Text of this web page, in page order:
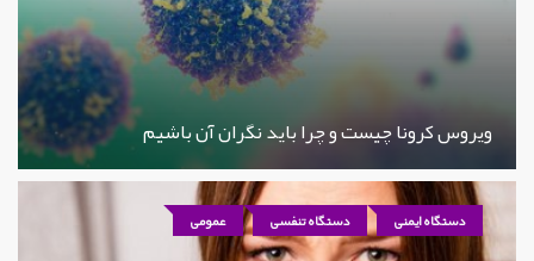
ویروس کرونا چیست و چرا باید نگران آن باشیم
دستگاه ایمنی دستگاه تنفسی عمومی